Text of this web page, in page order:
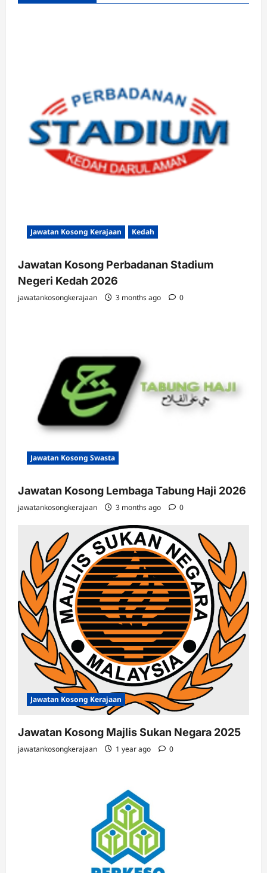
Jawatan Kosong Kerajaan Kedah
Jawatan Kosong Perbadanan Stadium
Negeri Kedah 2026
jawatankosongkerajaan 3 months ago 0
Jawatan Kosong Swasta
Jawatan Kosong Lembaga Tabung Haji 2026
jawatankosongkerajaan 3 months ago 0
Jawatan Kosong Kerajaan
Jawatan Kosong Majlis Sukan Negara 2025
jawatankosongkerajaan 1 year ago 0